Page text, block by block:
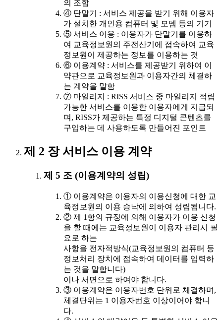
의 조합
④ 단말기 : 서비스 제공을 받기 위해 이용자
가 설치한 개인용 컴퓨터 및 모뎀 등의 기기
⑤ 서비스 이용 : 이용자가 단말기를 이용하
여 교육정보원의 주전산기에 접속하여 교육
정보원이 제공하는 정보를 이용하는 것
⑥ 이용계약 : 서비스를 제공받기 위하여 이
약관으로 교육정보원과 이용자간의 체결하
는 계약을 말함
⑦ 마일리지 : RISS 서비스 중 마일리지 적립
가능한 서비스를 이용한 이용자에게 지급되
며, RISS가 제공하는 특정 디지털 콘텐츠를
구입하는 데 사용하도록 만들어진 포인트
제 2 장 서비스 이용 계약
제 5 조 (이용계약의 성립)
① 이용계약은 이용자의 이용신청에 대한 교
육정보원의 이용 승낙에 의하여 성립됩니다.
② 제 1항의 규정에 의해 이용자가 이용 신청
을 할 때에는 교육정보원이 이용자 관리시 필
요로 하는
사항을 전자적방식(교육정보원의 컴퓨터 등
정보처리 장치에 접속하여 데이터를 입력하
는 것을 말합니다)
이나 서면으로 하여야 합니다.
③ 이용계약은 이용자번호 단위로 체결하며,
체결단위는 1 이용자번호 이상이어야 합니
다.